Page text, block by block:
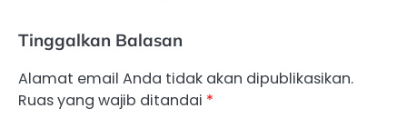
Tinggalkan Balasan
Alamat email Anda tidak akan dipublikasikan.
Ruas yang wajib ditandai *